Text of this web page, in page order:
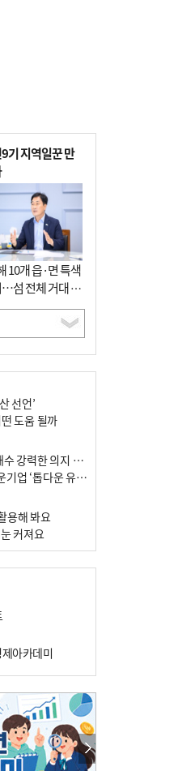
기 지역일꾼 만
10개 읍·면 특색
섬 전체 거대 정
조성”
선언’
도움 될까
與가 막은 ‘산은 부산행’…전재수 강력한 의지 표명 없인 공염불
田 “장금상선도 설득중”…해운기업 ‘톱다운 유치전’ 가속
용해 봐요
커져요
구·군 승진 축하화분 관행 없애자니 소상공인 울상
시민이 개발한 폭염 대응 앱 ‘그늘로’ 길안내 지도 등 인기
골목 맛집 발굴 고메 셀렉션…부산시, 페스티벌 시월 연계
아카데미